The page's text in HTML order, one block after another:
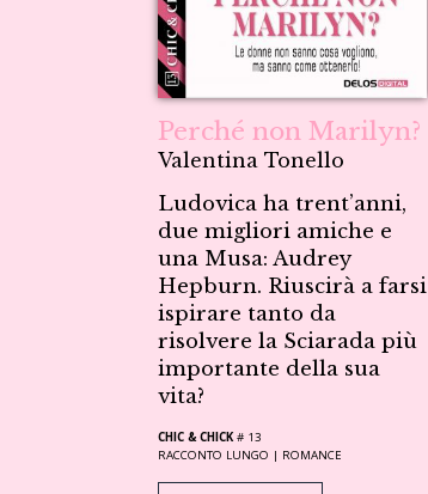
Perché non Marilyn?
Valentina Tonello
Ludovica ha trent’anni,
due migliori amiche e
una Musa: Audrey
Hepburn. Riuscirà a farsi
ispirare tanto da
risolvere la Sciarada più
importante della sua
vita?
CHIC & CHICK # 13
RACCONTO LUNGO | ROMANCE